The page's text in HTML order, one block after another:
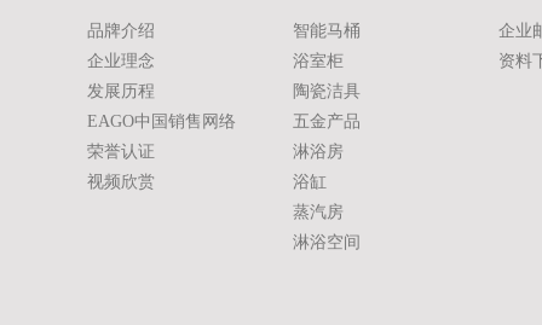
品牌介绍
企业理念
发展历程
EAGO中国销售网络
荣誉认证
视频欣赏
智能马桶
浴室柜
陶瓷洁具
五金产品
淋浴房
浴缸
蒸汽房
淋浴空间
企业
资料